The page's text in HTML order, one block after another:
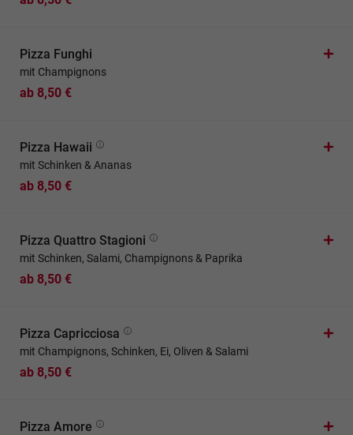
Pizza Funghi
mit Champignons
ab 8,50 €
Pizza Hawaii
mit Schinken & Ananas
ab 8,50 €
Pizza Quattro Stagioni
mit Schinken, Salami, Champignons & Paprika
ab 8,50 €
Pizza Capricciosa
mit Champignons, Schinken, Ei, Oliven & Salami
ab 8,50 €
Pizza Amore